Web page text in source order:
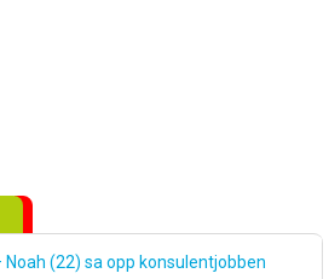
Noah (22) sa opp konsulentjobben